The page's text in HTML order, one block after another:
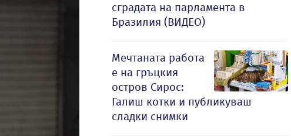
сградата на парламента в
Бразилия (ВИДЕО)
Мечтаната работа
е на гръцкия
остров Сирос:
Галиш котки и публикуваш
сладки снимки